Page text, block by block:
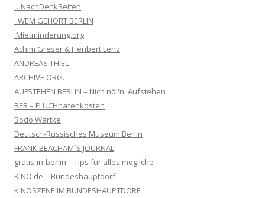
…NachDenkSeiten
..WEM GEHÖRT BERLIN
.Mietminderung.org
Achim Greser & Heribert Lenz
ANDREAS THIEL
ARCHIVE ORG.
AUFSTEHEN BERLIN – Nich nöl'n! Aufstehen
BER – FLUCHhafenkosten
Bodo Wartke
Deutsch-Russisches Museum Berlin
FRANK BEACHAM´S JOURNAL
gratis-in-berlin – Tips für alles mögliche
KINO.de – Bundeshauptdorf
KINOSZENE IM BUNDESHAUPTDORF